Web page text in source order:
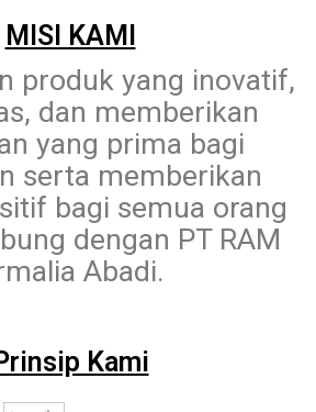
MISI KAMI
produk yang inovatif,
dan memberikan
yang prima bagi
serta memberikan
bagi semua orang
dengan PT RAM
Abadi.
Kami